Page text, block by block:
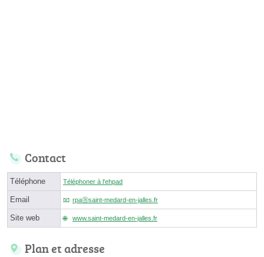
Contact
Téléphone Téléphoner à l'ehpad
Email rpaⓐsaint-medard-en-jalles.fr
Site web www.saint-medard-en-jalles.fr
Plan et adresse